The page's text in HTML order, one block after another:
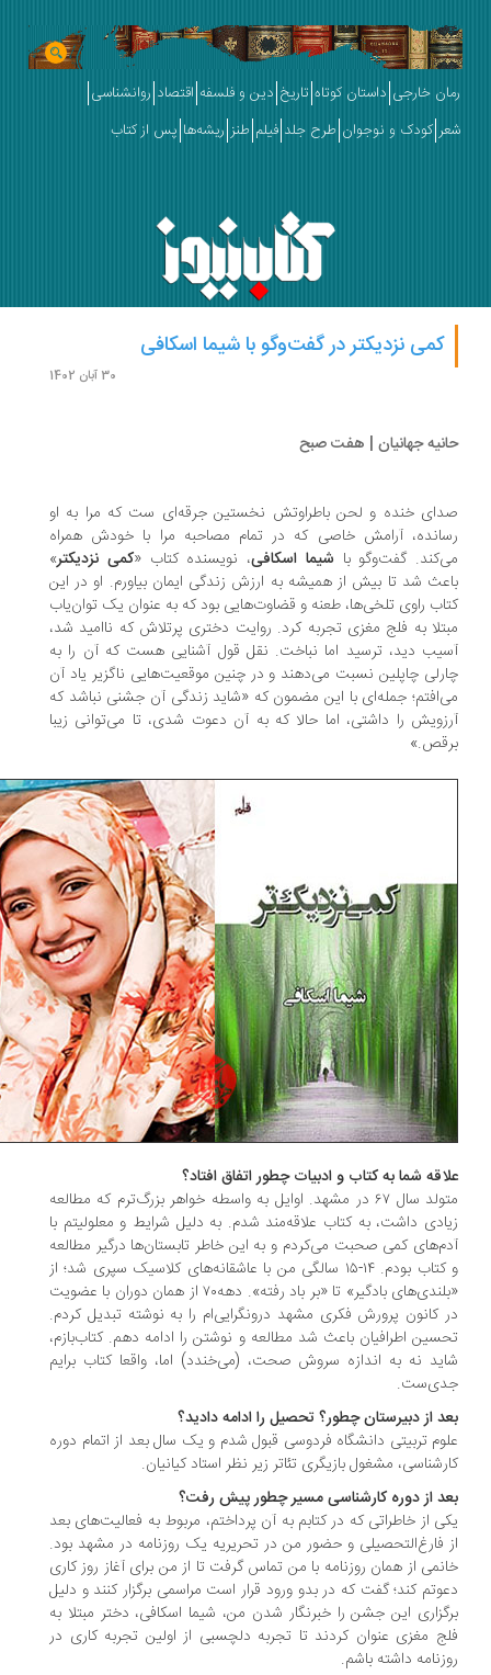
خارجی داستان کوتاه تاریخ دین و فلسفه اقتصاد روانشناسی
کودک و نوجوان طرح جلد فیلم طنز ریشه‌ها پس از کتاب
کمی نزدیکتر در گفت‌وگو با شیما اسکافی
جهانیان |‌ هفت صبح
خنده و لحن باطراوتش نخستین جرقه‌ای ست که مرا به او
آرامش خاصی که در تمام مصاحبه مرا با خودش همراه
گفت‌وگو باشیما اسکافی، نویسنده کتاب «کمی نزدیکتر »
شد تا بیش از همیشه به ارزش زندگی ایمان بیاورم. او در این
راوی تلخی‌ها، طعنه و قضاوت‌هایی بود که به عنوان یک توان‌یاب
به فلج مغزی تجربه کرد. روایت دختری پرتلاش که ناامید شد،
دید، ترسید اما نباخت. نقل قول آشنایی هست که آن را به
چاپلین نسبت می‌دهند و در چنین موقعیت‌هایی ناگزیر یاد آن
جمله‌ای با این مضمون که «شاید زندگی آن جشنی نباشد که
را داشتی، اما حالا که به آن دعوت شدی، تا می‌توانی زیبا
شما به کتاب و ادبیات چطور اتفاق افتاد؟
متولد سال ۶۷ در مشهد. اوایل به واسطه خواهر بزرگ‌ترم که مطالعه
داشت، به کتاب علاقه‌مند شدم. به دلیل شرایط و معلولیتم با
کمی صحبت می‌کردم و به این خاطر تابستان‌ها درگیر مطالعه
و کتاب بودم. ۱۴-۱۵ سالگی من با عاشقانه‌های کلاسیک سپری شد؛ از
«بلندی‌های بادگیر» تا «بر باد رفته». دهه۷۰ از همان دوران با عضویت
کانون پرورش فکری مشهد درونگرایی‌ام را به نوشته تبدیل کردم.
اطرافیان باعث شد مطالعه و نوشتن را ادامه دهم. کتاب‌بازم،
نه به اندازه سروش صحت، (می‌خندد) اما، واقعا کتاب برایم
از دبیرستان چطور؟ تحصیل را ادامه دادید؟
تربیتی دانشگاه فردوسی قبول شدم و یک سال بعد از اتمام دوره
مشغول بازیگری تئاتر زیر نظر استاد کیانیان.
از دوره کارشناسی مسیر چطور پیش رفت؟
از خاطراتی که در کتابم به آن پرداختم، مربوط به فعالیت‌های بعد
فارغ‌التحصیلی و حضور من در تحریریه یک روزنامه در مشهد بود.
از همان روزنامه با من تماس گرفت تا از من برای آغاز روز کاری‌
کند؛ گفت که در بدو ورود قرار است مراسمی برگزار کنند و دلیل
این جشن را خبرنگار شدن من، شیما اسکافی، دختر مبتلا به
مغزی عنوان کردند تا تجربه دلچسبی از اولین تجربه کاری در
داشته باشم.